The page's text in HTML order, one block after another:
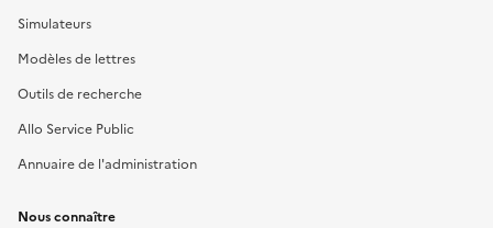
Simulateurs
Modèles de lettres
Outils de recherche
Allo Service Public
Annuaire de l'administration
Nous connaître